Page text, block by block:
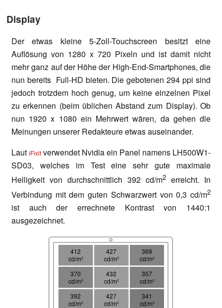
Display
Der etwas kleine 5-Zoll-Touchscreen besitzt eine
Auflösung von 1280 x 720 Pixeln und ist damit nicht
mehr ganz auf der Höhe der High-End-Smartphones, die
nun bereits Full-HD bieten. Die gebotenen 294 ppi sind
jedoch trotzdem hoch genug, um keine einzelnen Pixel
zu erkennen (beim üblichen Abstand zum Display). Ob
nun 1920 x 1080 ein Mehrwert wären, da gehen die
Meinungen unserer Redakteure etwas auseinander.
Laut iFixit verwendet Nvidia ein Panel namens LH500W1-
SD03, welches im Test eine sehr gute maximale
Helligkeit von durchschnittlich 392 cd/m2 erreicht. In
Verbindung mit dem guten Schwarzwert von 0,3 cd/m2
ist auch der errechnete Kontrast von 1440:1
ausgezeichnet.
412
cd/m²
427
cd/m²
369
cd/m²
370
cd/m²
432
cd/m²
357
cd/m²
392
cd/m²
427
cd/m²
341
cd/m²